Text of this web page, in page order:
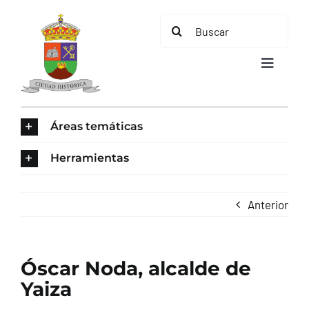
contenido
Buscar:
Toggle
TURISMO
Áreas temáticas
Herramientas
Anterior
Óscar Noda, alcalde de
Yaiza